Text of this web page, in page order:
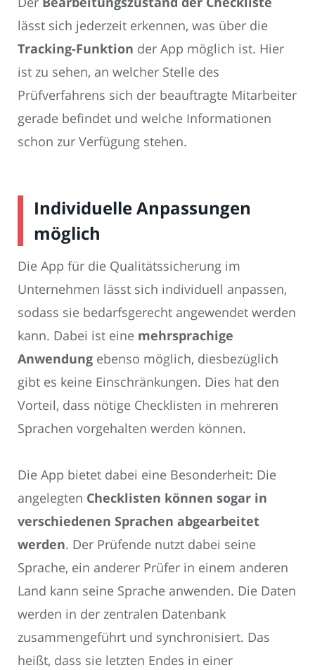
lässt sich jederzeit erkennen, was über die
Tracking-Funktion der App möglich ist. Hier
ist zu sehen, an welcher Stelle des
Prüfverfahrens sich der beauftragte Mitarbeiter
gerade befindet und welche Informationen
schon zur Verfügung stehen.
Individuelle Anpassungen
möglich
Die App für die Qualitätssicherung im
Unternehmen lässt sich individuell anpassen,
sodass sie bedarfsgerecht angewendet werden
kann. Dabei ist eine mehrsprachige
Anwendung ebenso möglich, diesbezüglich
gibt es keine Einschränkungen. Dies hat den
Vorteil, dass nötige Checklisten in mehreren
Sprachen vorgehalten werden können.
Die App bietet dabei eine Besonderheit: Die
angelegten Checklisten können sogar in
verschiedenen Sprachen abgearbeitet
werden. Der Prüfende nutzt dabei seine
Sprache, ein anderer Prüfer in einem anderen
Land kann seine Sprache anwenden. Die Daten
werden in der zentralen Datenbank
zusammengeführt und synchronisiert. Das
heißt, dass sie letzten Endes in einer